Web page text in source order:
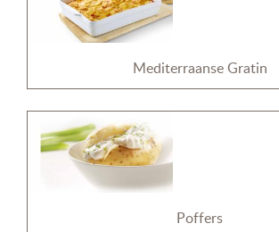
Mediterraanse Gratin
Poffers